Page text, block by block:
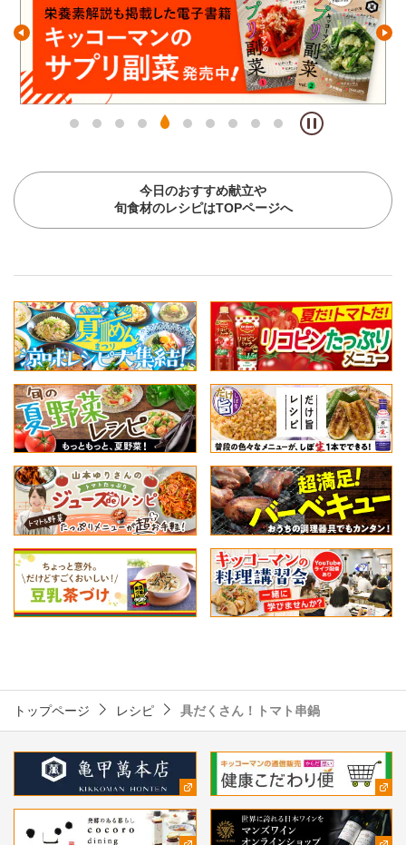
今日のおすすめ献立や
旬食材のレシピはTOPページへ
トップページ レシピ 具だくさん！トマト串鍋